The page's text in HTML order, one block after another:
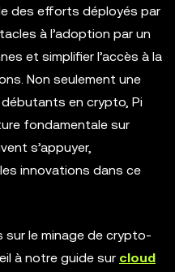
des efforts déployés par
à l’adoption par un
et simplifier l’accès à la
Non seulement une
en crypto, Pi
fondamentale sur
s’appuyer,
innovations dans ce
sur le minage de crypto-
à notre guide sur cloud